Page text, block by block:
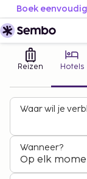
Boek
Reizen Hotels
Waar wil je
Wanneer?
Op elk